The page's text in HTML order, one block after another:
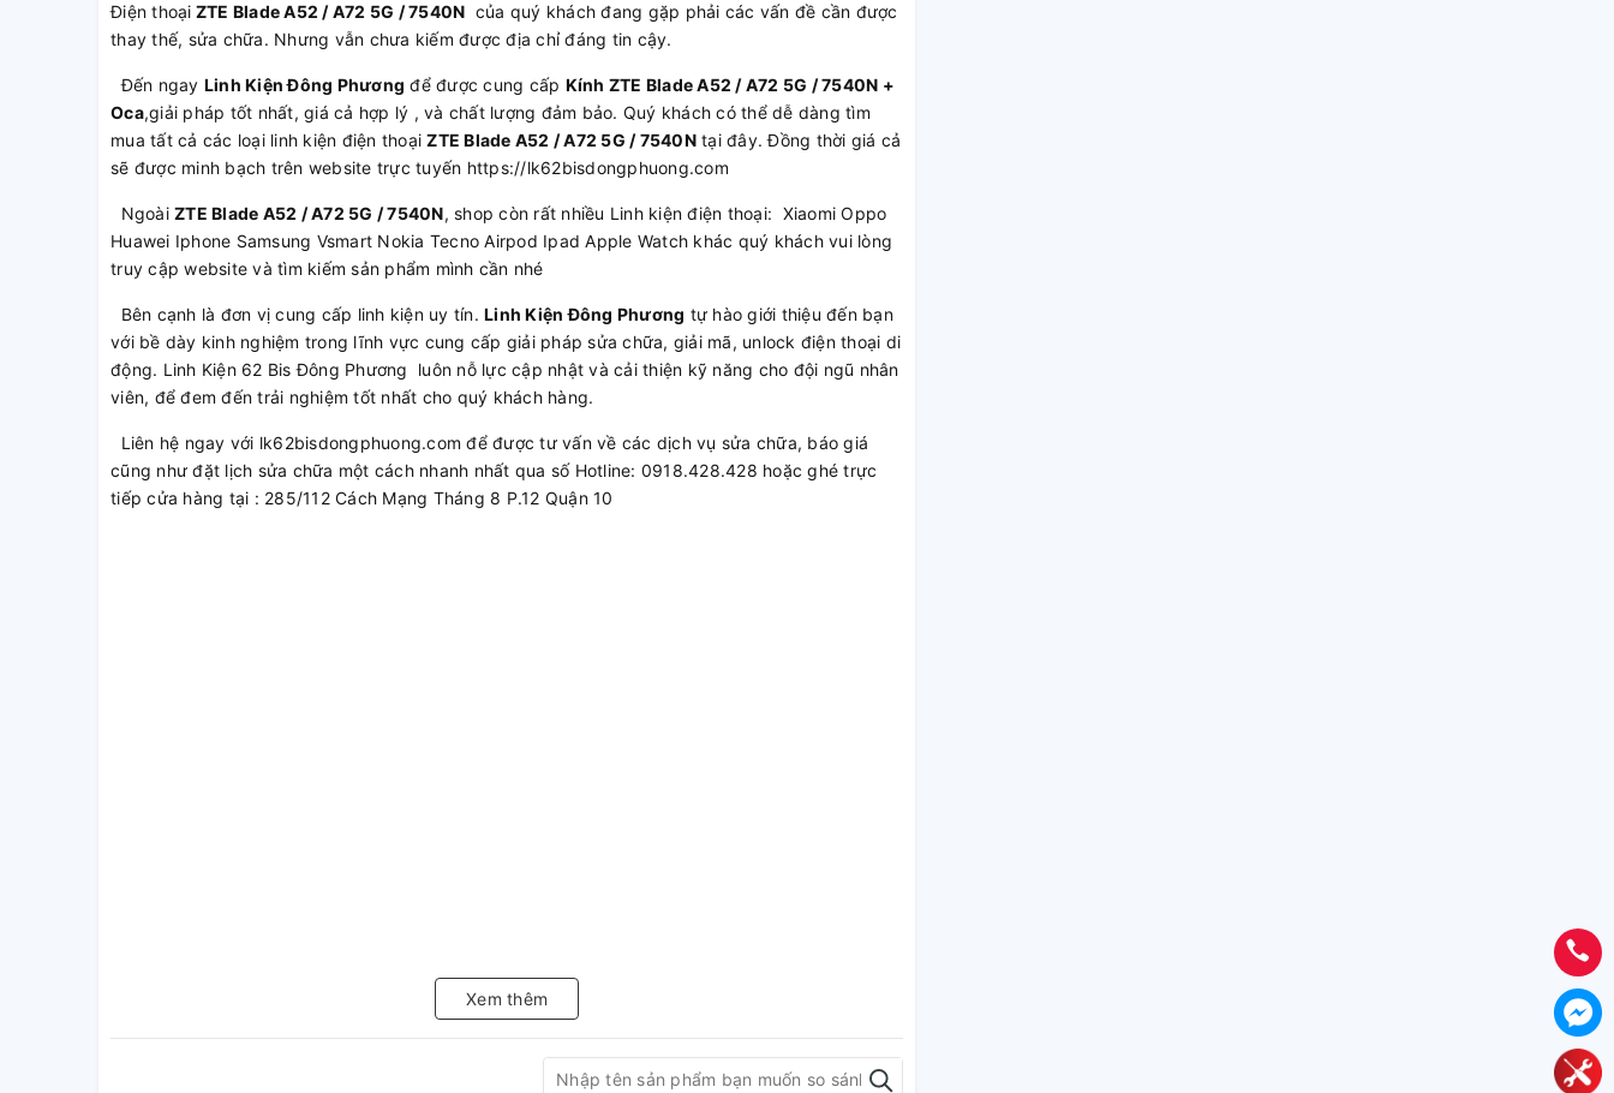
Điện thoại ZTE Blade A52 / A72 5G / 7540N của quý khách đang gặp phải các vấn đề cần được
thay thế, sửa chữa. Nhưng vẫn chưa kiếm được địa chỉ đáng tin cậy.
Đến ngay Linh Kiện Đông Phương để được cung cấp Kính ZTE Blade A52 / A72 5G / 7540N +
Oca,giải pháp tốt nhất, giá cả hợp lý , và chất lượng đảm bảo. Quý khách có thể dễ dàng tìm
mua tất cả các loại linh kiện điện thoạiZTE Blade A52 / A72 5G / 7540Ntại đây. Đồng thời giá cả
sẽ được minh bạch trên website trực tuyến https://lk62bisdongphuong.com
Ngoài ZTE Blade A52 / A72 5G / 7540N, shop còn rất nhiều Linh kiện điện thoại: Xiaomi Oppo
Huawei Iphone Samsung Vsmart Nokia Tecno Airpod Ipad Apple Watch khác quý khách vui lòng
truy cập website và tìm kiếm sản phẩm mình cần nhé
Bên cạnh là đơn vị cung cấp linh kiện uy tín. Linh Kiện Đông Phương tự hào giới thiệu đến bạn
với bề dày kinh nghiệm trong lĩnh vực cung cấp giải pháp sửa chữa, giải mã, unlock điện thoại di
động. Linh Kiện 62 Bis Đông Phương luôn nỗ lực cập nhật và cải thiện kỹ năng cho đội ngũ nhân
viên, để đem đến trải nghiệm tốt nhất cho quý khách hàng.
Liên hệ ngay với lk62bisdongphuong.com để được tư vấn về các dịch vụ sửa chữa, báo giá
cũng như đặt lịch sửa chữa một cách nhanh nhất qua số Hotline: 0918.428.428 hoặc ghé trực
tiếp cửa hàng tại : 285/112 Cách Mạng Tháng 8 P.12 Quận 10
Xem thêm